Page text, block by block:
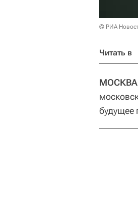
© РИА
Читать в
МОСКВА,
будущее